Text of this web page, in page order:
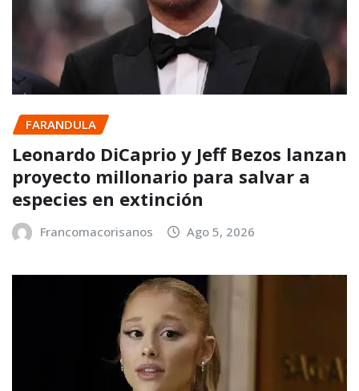
FARANDULA
Leonardo DiCaprio y Jeff Bezos lanzan
proyecto millonario para salvar a
especies en extinción
Francomacorisanos Ago 5, 2026